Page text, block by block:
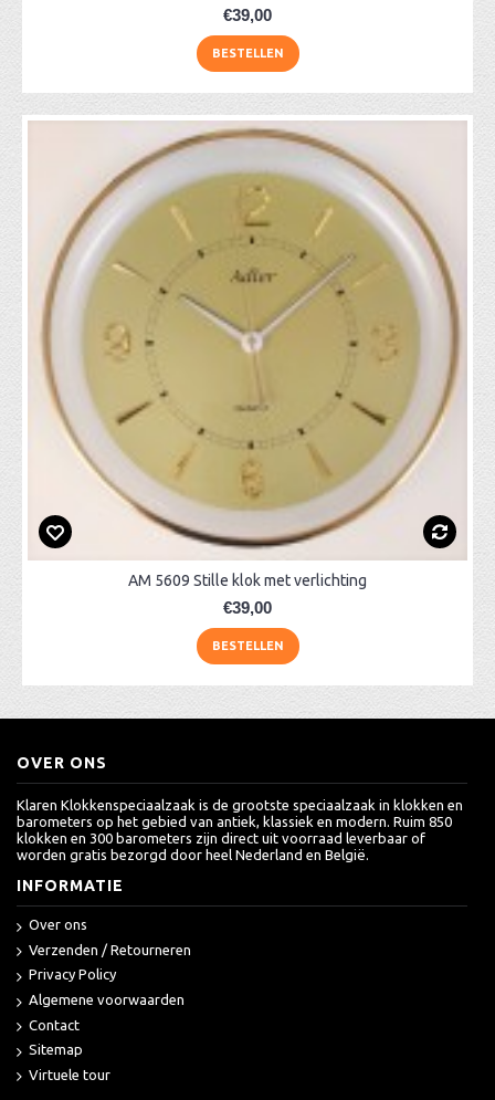
€39,00
BESTELLEN
AM 5609 Stille klok met verlichting
€39,00
BESTELLEN
OVER ONS
Klaren Klokkenspeciaalzaak is de grootste speciaalzaak in klokken en
barometers op het gebied van antiek, klassiek en modern. Ruim 850
klokken en 300 barometers zijn direct uit voorraad leverbaar of
worden gratis bezorgd door heel Nederland en België.
INFORMATIE
Over ons
Verzenden / Retourneren
Privacy Policy
Algemene voorwaarden
Contact
Sitemap
Virtuele tour